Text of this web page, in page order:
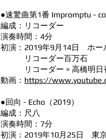
●速驚曲第1番 Impromptu -
編成：リコーダー
演奏時間：4分
初演：2019年9月14日 ホー
リコーダー百万石
リコーダー = 高橋明日
動画： https://
●回向 - Echo（2019）
編成：尺八
演奏時間：7分
初演：2019年10月25日 東